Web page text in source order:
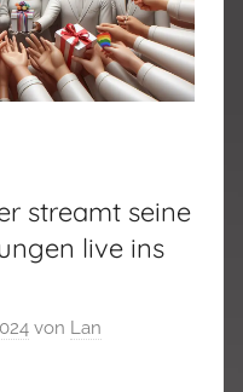
streamt seine
live ins
von Lan